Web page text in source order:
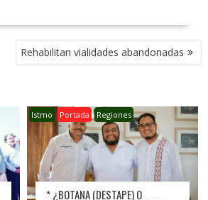
Rehabilitan vialidades abandonadas
Istmo Portada Regiones
* ¿BOTANA (DESTAPE) O